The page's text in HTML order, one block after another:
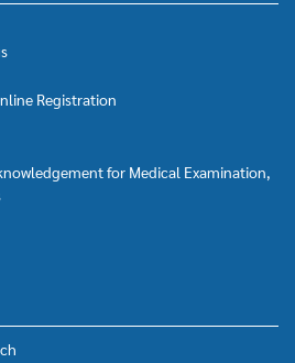
Registration
for Medical Examination,